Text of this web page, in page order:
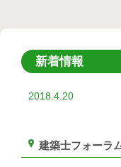
新着情報
2018.4.20
建築士フォーラ